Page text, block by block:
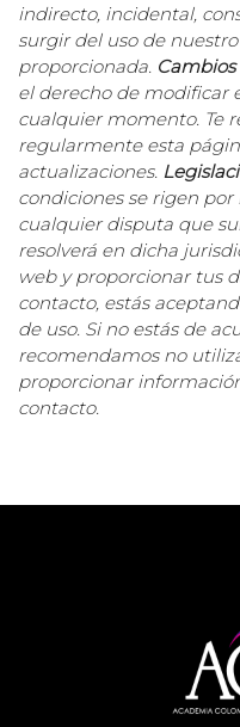
indirecto, incidental,
surgir del uso de
proporcionada. Cambios
el derecho de modificar
cualquier momento. Te
regularmente esta
actualizaciones.
condiciones se rigen por
cualquier disputa que
resolverá en dicha
web y proporcionar tus
contacto, estás
de uso. Si no estás de
recomendamos no
proporcionar
contacto.